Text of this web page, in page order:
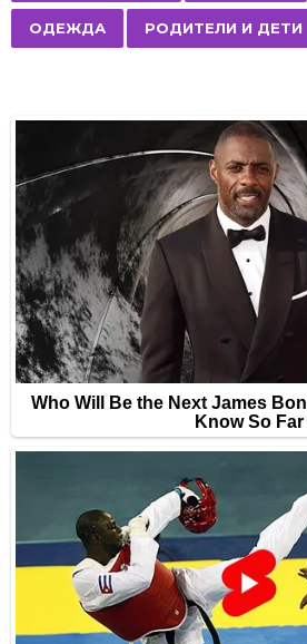
a
g
a
i
o
n
ОДЕЖДА РОДИТЕЛИ И ДЕТИ